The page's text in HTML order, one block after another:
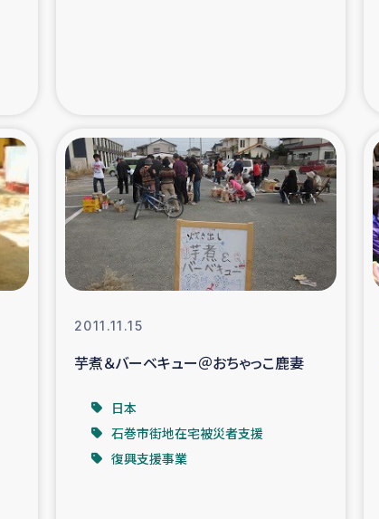
市民との共生 神
宅被災者支援 復
・農業復興支援
ランティア日誌 経
る羊の畜産支援 ガザ地区での
災住民への緊急支援 ガザ地区酪農を
2011.11.15
芋煮＆バーベキュー＠おちゃっこ鹿妻
日本
石巻市街地在宅被災者支援
復興支援事業